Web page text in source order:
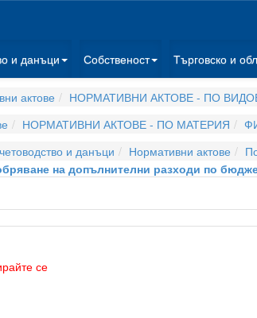
и данъци Собственост Търговско и
актове НОРМАТИВНИ АКТОВЕ - ПО
НОРМАТИВНИ АКТОВЕ - ПО МАТЕРИЯ
и данъци
Нормативни актове
на допълнителни разходи по
се